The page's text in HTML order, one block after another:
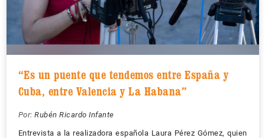
“Es un puente que tendemos entre España y
Cuba, entre Valencia y La Habana”
Por: Rubén Ricardo Infante
Entrevista a la realizadora española Laura Pérez Gómez, quien